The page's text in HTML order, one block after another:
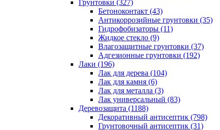
Грунтовки (327)
Бетоноконтакт (43)
Антикоррозийные грунтовки (35)
Гидрофобизаторы (11)
Жидкое стекло (9)
Влагозащитные грунтовки (37)
Адгезионные грунтовки (192)
Лаки (196)
Лак для дерева (104)
Лак для камня (6)
Лак для металла (3)
Лак универсальный (83)
Деревозащита (1188)
Декоративный антисептик (798)
Грунтовочный антисептик (31)